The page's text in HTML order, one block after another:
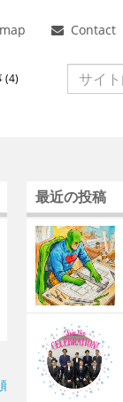
Contact
(4)
最近の投稿